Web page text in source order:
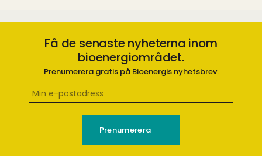
Få de senaste nyheterna inom
bioenergiområdet.
Prenumerera gratis på Bioenergis nyhetsbrev.